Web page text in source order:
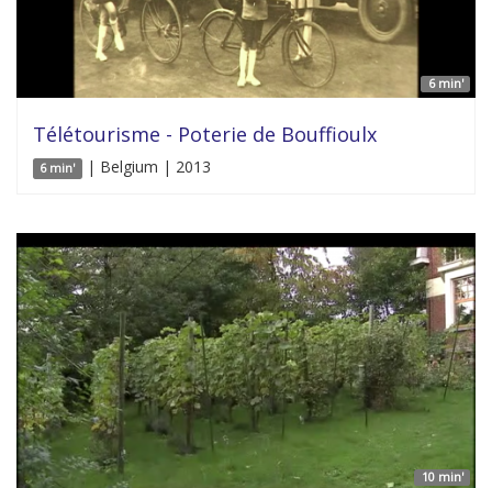
6 min'
Télétourisme - Poterie de Bouffioulx
6 min' | Belgium | 2013
10 min'